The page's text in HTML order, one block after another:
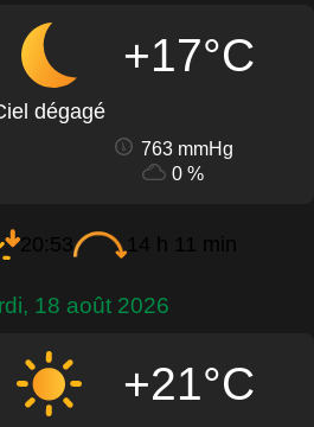
+17°C
dégagé
763 mmHg
0 %
20:53 14 h 11 min
18 août 2026
+21°C